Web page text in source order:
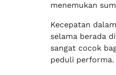
menemukan
Kecepatan
selama berada
sangat cocok
peduli performa.